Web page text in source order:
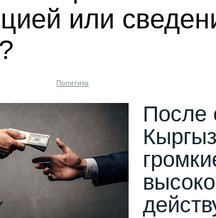
или
Политика
После